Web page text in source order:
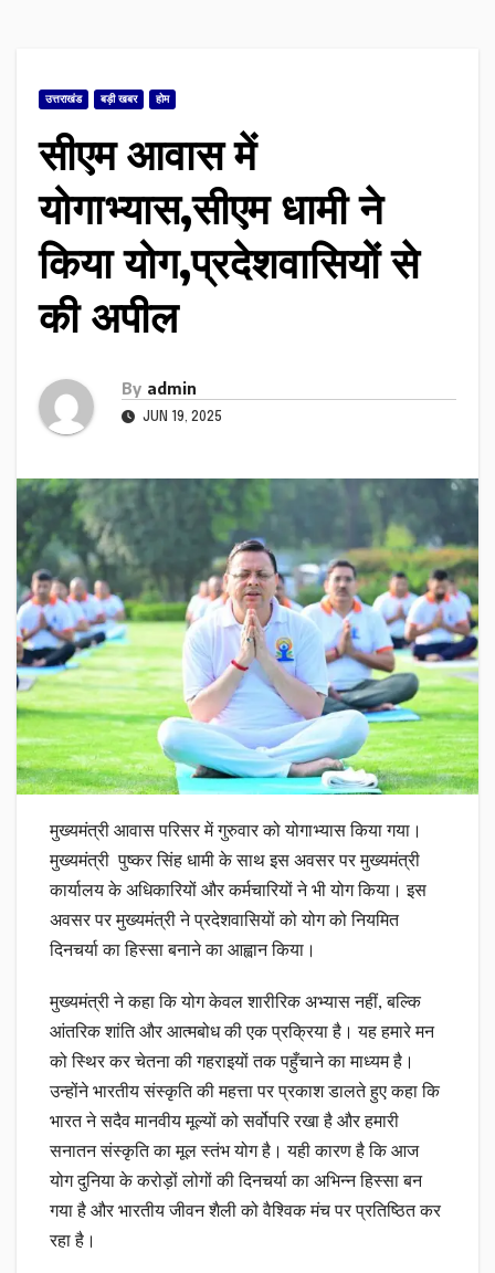
उत्तराखंड बड़ी खबर होम
सीएम आवास में
योगाभ्यास,सीएम धामी ने
किया योग,प्रदेशवासियों से
की अपील
By admin
JUN 19, 2025
मुख्यमंत्री आवास परिसर में गुरुवार को योगाभ्यास किया गया।
मुख्यमंत्री पुष्कर सिंह धामी के साथ इस अवसर पर मुख्यमंत्री
कार्यालय के अधिकारियों और कर्मचारियों ने भी योग किया। इस
अवसर पर मुख्यमंत्री ने प्रदेशवासियों को योग को नियमित
दिनचर्या का हिस्सा बनाने का आह्वान किया।
मुख्यमंत्री ने कहा कि योग केवल शारीरिक अभ्यास नहीं, बल्कि
आंतरिक शांति और आत्मबोध की एक प्रक्रिया है। यह हमारे मन
को स्थिर कर चेतना की गहराइयों तक पहुँचाने का माध्यम है।
उन्होंने भारतीय संस्कृति की महत्ता पर प्रकाश डालते हुए कहा कि
भारत ने सदैव मानवीय मूल्यों को सर्वोपरि रखा है और हमारी
सनातन संस्कृति का मूल स्तंभ योग है। यही कारण है कि आज
योग दुनिया के करोड़ों लोगों की दिनचर्या का अभिन्न हिस्सा बन
गया है और भारतीय जीवन शैली को वैश्विक मंच पर प्रतिष्ठित कर
रहा है।